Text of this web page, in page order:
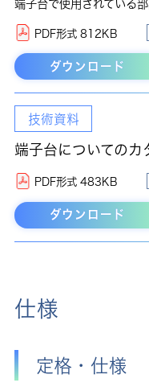
端子台で使用されている
PDF形式 812KB
ダウンロード
技術資料
端子台についてのカ
PDF形式 483KB
ダウンロード
仕様
定格・仕様